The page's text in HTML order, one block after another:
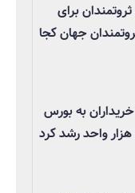
برای
جهان کجا
به بورس